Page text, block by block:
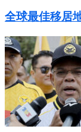
全球最佳移居